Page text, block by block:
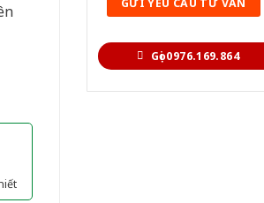
Gọi 0976.169.864